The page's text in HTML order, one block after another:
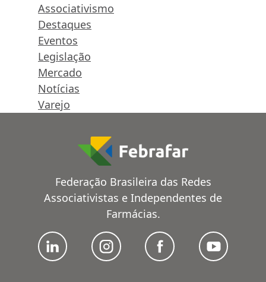
Associativismo
Destaques
Eventos
Legislação
Mercado
Notícias
Varejo
Federação Brasileira das Redes
Associativistas e Independentes de
Farmácias.